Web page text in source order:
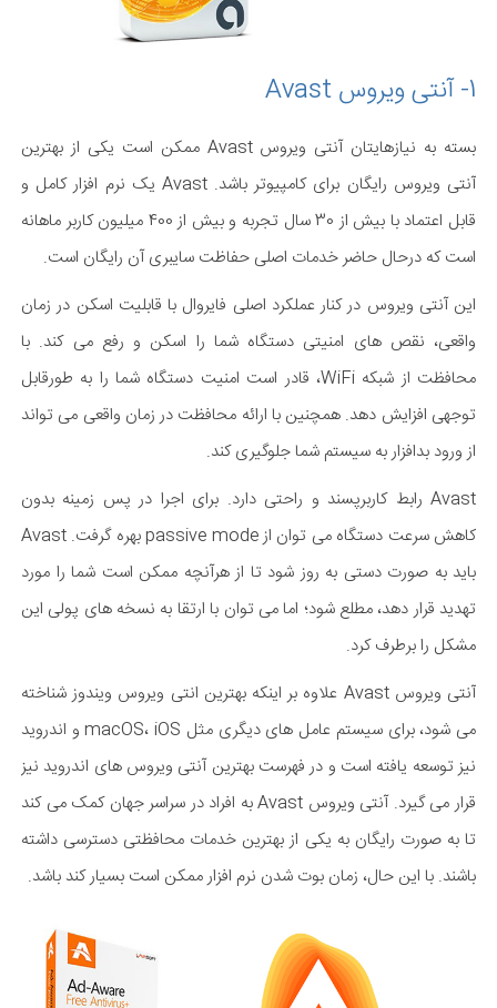
1- آنتی ویروس Avast
بسته به نیازهایتان آنتی ویروس Avast ممکن است یکی از بهترین
آنتی ویروس رایگان برای کامپیوتر باشد. Avast یک نرم افزار کامل و
قابل اعتماد با بیش از 30 سال تجربه و بیش از 400 میلیون کاربر ماهانه
است که درحال حاضر خدمات اصلی حفاظت سایبری آن رایگان است.
این آنتی ویروس در کنار عملکرد اصلی فایروال با قابلیت اسکن در زمان
واقعی، نقص های امنیتی دستگاه شما را اسکن و رفع می کند. با
محافظت از شبکه WiFi، قادر است امنیت دستگاه شما را به طورقابل
توجهی افزایش دهد. همچنین با ارائه محافظت در زمان واقعی می تواند
از ورود بدافزار به سیستم شما جلوگیری کند.
Avast رابط کاربرپسند و راحتی دارد. برای اجرا در پس زمینه بدون
کاهش سرعت دستگاه می توان از passive mode بهره گرفت. Avast
باید به صورت دستی به روز شود تا از هرآنچه ممکن است شما را مورد
تهدید قرار دهد، مطلع شود؛ اما می توان با ارتقا به نسخه های پولی این
مشکل را برطرف کرد.
آنتی ویروس Avast علاوه بر اینکه بهترین انتی ویروس ویندوز شناخته
می شود، برای سیستم عامل های دیگری مثل macOS، iOS و اندروید
نیز توسعه یافته است و در فهرست بهترین آنتی ویروس های اندروید نیز
قرار می گیرد. آنتی ویروس Avast به افراد در سراسر جهان کمک می کند
تا به صورت رایگان به یکی از بهترین خدمات محافظتی دسترسی داشته
باشند. با این حال، زمان بوت شدن نرم افزار ممکن است بسیار کند باشد.